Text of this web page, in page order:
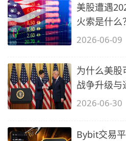
美股遭遇
火索是什么
2026-06-09
为什么美股
战争升级与
2026-06-30
Bybit交易